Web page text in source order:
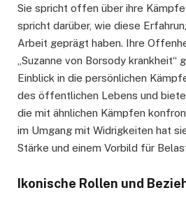
Sie spricht offen über ihre
spricht darüber, wie diese
Arbeit geprägt haben. Ihre
„Suzanne von Borsody krankheit“
Einblick in die persönlichen
des öffentlichen Lebens und
die mit ähnlichen Kämpfen
im Umgang mit Widrigkeiten hat
Stärke und einem Vorbild für
Ikonische Rollen und